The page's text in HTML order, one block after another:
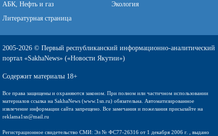
АБК, Нефть и газ
Экология
Литературная страница
2005-2026 © Первый республиканский информационно-аналитический
портал «SakhaNews» («Новости Якутии»)
Содержит материалы 18+
Все права защищены и охраняются законом. При полном или частичном использовании
материалов ссылка на SakhaNews (www.1sn.ru) обязательна. Автоматизированное
извлечение информации сайта запрещено. Все замечания и пожелания присылайте на
reklama1sn@mail.ru
Регистрационное свидетельство СМИ: Эл № ФС77-26316 от 1 декабря 2006 г. , выдано